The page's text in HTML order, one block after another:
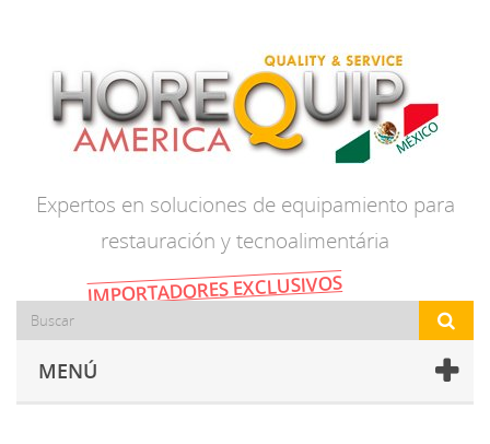
Expertos en soluciones de equipamiento para
restauración y tecnoalimentária
IMPORTADORES EXCLUSIVOS
MENÚ